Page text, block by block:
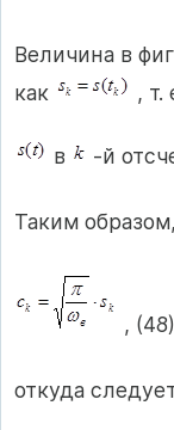
Величина в
как
, т.
в -й
Таким образом,
, (48)
откуда